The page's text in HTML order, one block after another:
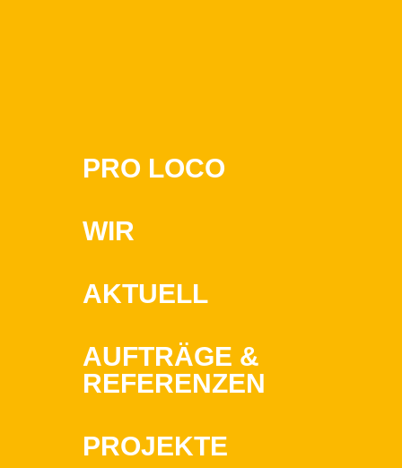
PRO LOCO
WIR
AKTUELL
AUFTRÄGE &
REFERENZEN
PROJEKTE